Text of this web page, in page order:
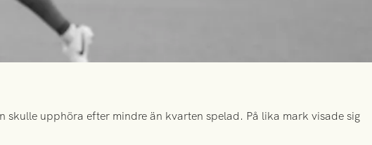
skulle upphöra efter mindre än kvarten spelad. På lika mark visade sig